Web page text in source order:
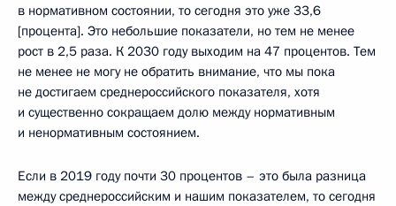
в нормативном состоянии, то сегодня это уже 33,6
[процента]. Это небольшие показатели, но тем не менее
рост в 2,5 раза. К 2030 году выходим на 47 процентов. Тем
не менее не могу не обратить внимание, что мы пока
не достигаем среднероссийского показателя, хотя
и существенно сокращаем долю между нормативным
и ненормативным состоянием.
Если в 2019 году почти 30 процентов – это была разница
между среднероссийским и нашим показателем, то сегодня